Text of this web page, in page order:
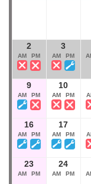
2
AM PM
3
AM PM
9
AM PM
10
AM PM
16
AM PM
17
AM PM
23
AM PM
24
AM PM